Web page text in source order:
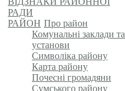
РАДИ
РАЙОН Про район
Комунальні заклади та
установи
Символіка району
Карта району
Почесні громадяни
Сумського району